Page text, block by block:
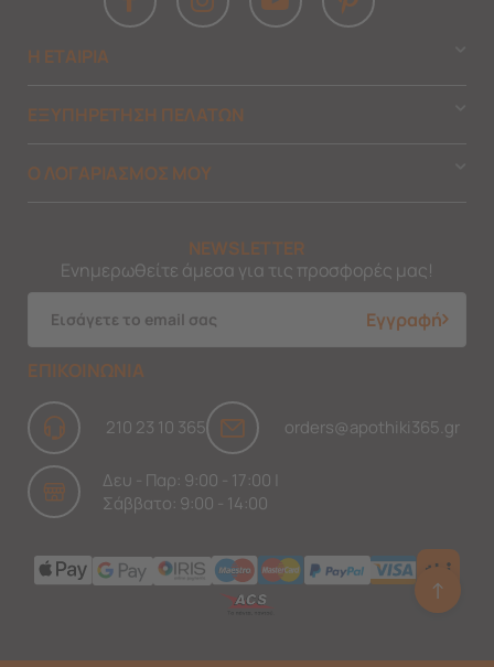
Η ΕΤΑΙΡΙΑ
ΕΞΥΠΗΡΕΤΗΣΗ ΠΕΛΑΤΩΝ
Ο ΛΟΓΑΡΙΑΣΜΟΣ ΜΟΥ
NEWSLETTER
Ενημερωθείτε άμεσα για τις προσφορές μας!
Εγγραφή
ΕΠΙΚΟΙΝΩΝΙΑ
210 23 10 365 orders@apothiki365.gr
Δευ - Παρ: 9:00 - 17:00 |
Σάββατο: 9:00 - 14:00
↑